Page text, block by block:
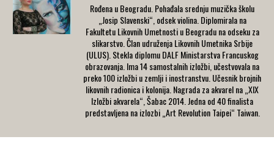
Rođena u Beogradu. Pohađala srednju muzička školu
„Josip Slavenski“, odsek violina. Diplomirala na
Fakultetu Likovnih Umetnosti u Beogradu na odseku za
slikarstvo. Član udruženja Likovnih Umetnika Srbije
(ULUS). Stekla diplomu DALF Ministarstva Francuskog
obrazovanja. Ima 14 samostalnih izložbi, učestvovala na
preko 100 izložbi u zemlji i inostranstvu. Učesnik brojnih
likovnih radionica i kolonija. Nagrada za akvarel na „XIX
Izložbi akvarela“, Šabac 2014. Jedna od 40 finalista
predstavljena na izlozbi „Art Revolution Taipei“ Taiwan.